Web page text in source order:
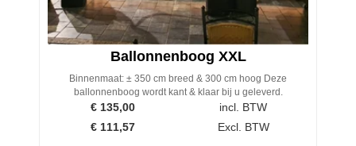
Ballonnenboog XXL
Binnenmaat: ± 350 cm breed & 300 cm hoog Deze
ballonnenboog wordt kant & klaar bij u geleverd.
€ 135,00
incl. BTW
€ 111,57 Excl. BTW